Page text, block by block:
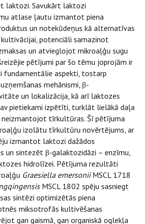
laktozi. Savukārt laktozi
atlase ļautu izmantot piena
un notekūdeņus kā alternatīvas
potenciāli samazinot
un atvieglojot mikroaļģu sugu
pētījumi par šo tēmu joprojām ir
fundamentālie aspekti, tostarp
mehānismi, β-
un lokalizācija, kā arī laktozes
pietiekami izpētīti, turklāt lielākā daļa
tīrkultūras. Šī pētījuma
izolātu tīrkultūru novērtējums, ar
izmantot laktozi dažādos
un sintezēt β-galaktozidāzi – enzīmu,
hidrolīzei. Pētījuma rezultāti
Graesiella emersoniiMSCL 1718
MSCL 1802 spēju sasniegt
sintēzi optimizētās piena
miksotrofās kultivēšanas
gan gaismā, gan organiskā oglekļa